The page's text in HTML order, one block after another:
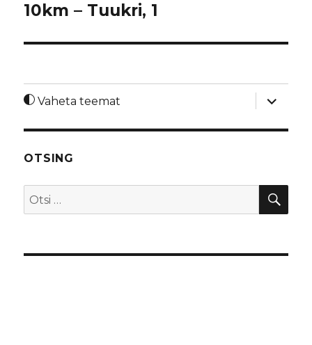
10km – Tuukri, 1
Vaheta teemat
laienda
OTSING
Otsi: